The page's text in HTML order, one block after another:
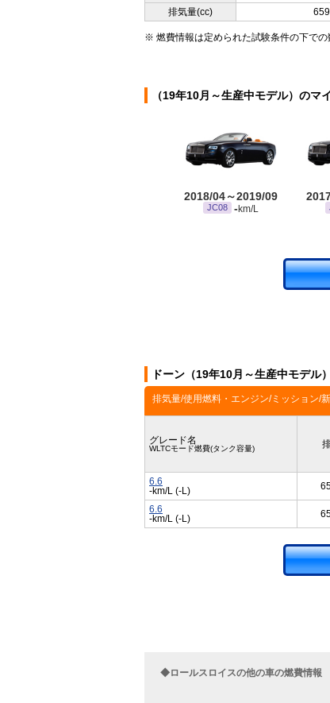
排気量(cc)
※ 燃費情報は定められた試験条件の下での
（19年10月～生産中モデル）のマ
2018/04～2019/09
JC08 - km/L
ドーン（19年10月～生産中モデル
排気量/使用燃料・エンジン/ミッション/
グレード名
WLTCモード燃費(タンク容量)
6.6
-km/L (-L)
6.6
-km/L (-L)
◆ロールスロイスの他の車の燃費情報